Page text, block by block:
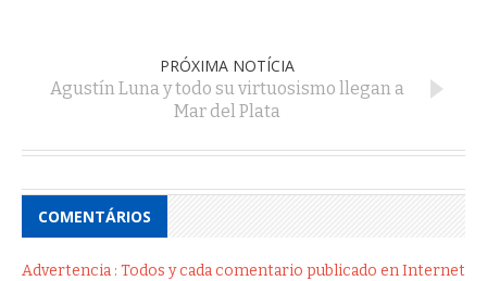
PRÓXIMA NOTÍCIA
Agustín Luna y todo su virtuosismo llegan a
Mar del Plata
COMENTÁRIOS
Advertencia : Todos y cada comentario publicado en Internet